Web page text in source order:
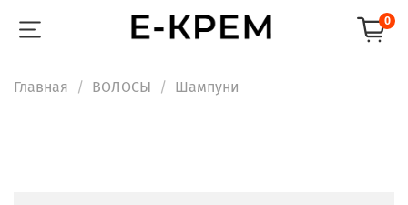
0
Главная ВОЛОСЫ Шампуни